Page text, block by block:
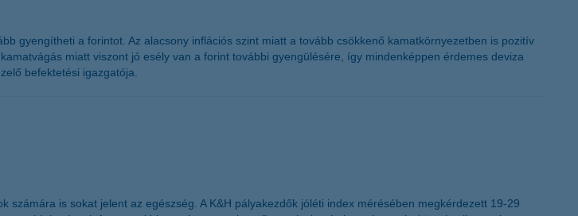
gyengítheti a forintot. Az alacsony inflációs szint miatt a tovább csökkenő kamatkörnyezetben is pozitív
miatt viszont jó esély van a forint további gyengülésére, így mindenképpen érdemes deviza
befektetési igazgatója.
is sokat jelent az egészség. A K&H pályakezdők jóléti index mérésében megkérdezett 19-29